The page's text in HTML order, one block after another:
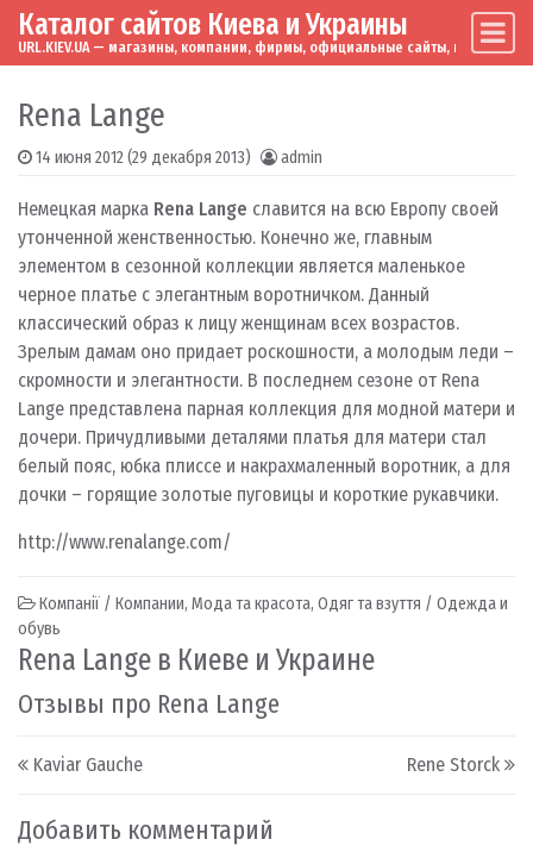
Skip to content
Main Navigation
Каталог сайтов Киева и Украины
URL.KIEV.UA — магазины, компании, фирмы, официальные сайты, мировые
Rena Lange
14 июня 2012(29 декабря 2013) admin
Немецкая марка Rena Lange славится на всю Европу своей
утонченной женственностью. Конечно же, главным
элементом в сезонной коллекции является маленькое
черное платье с элегантным воротничком. Данный
классический образ к лицу женщинам всех возрастов.
Зрелым дамам оно придает роскошности, а молодым леди –
скромности и элегантности. В последнем сезоне от Rena
Lange представлена парная коллекция для модной матери и
дочери. Причудливыми деталями платья для матери стал
белый пояс, юбка плиссе и накрахмаленный воротник, а для
дочки – горящие золотые пуговицы и короткие рукавчики.
http://www.renalange.com/
Компанії / Компании, Мода та красота, Одяг та взуття / Одежда и
обувь
Rena Lange в Киеве и Украине
Отзывы про Rena Lange
Post navigation
Kaviar Gauche Rene Storck
Добавить комментарий